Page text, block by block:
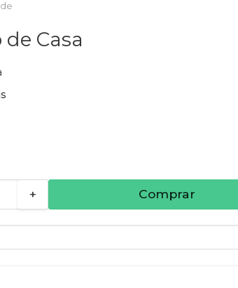
Casa
+ Comprar